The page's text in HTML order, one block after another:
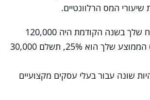
המס הרלוונטיים.
– דוגמה: אם הרווח שלך בשנה הקודמת היה 120,000
ש"ח, ושיעור המס הממוצע שלך הוא 25%, תשלם 30,000
שונה עבור בעלי עסקים מקצועיים